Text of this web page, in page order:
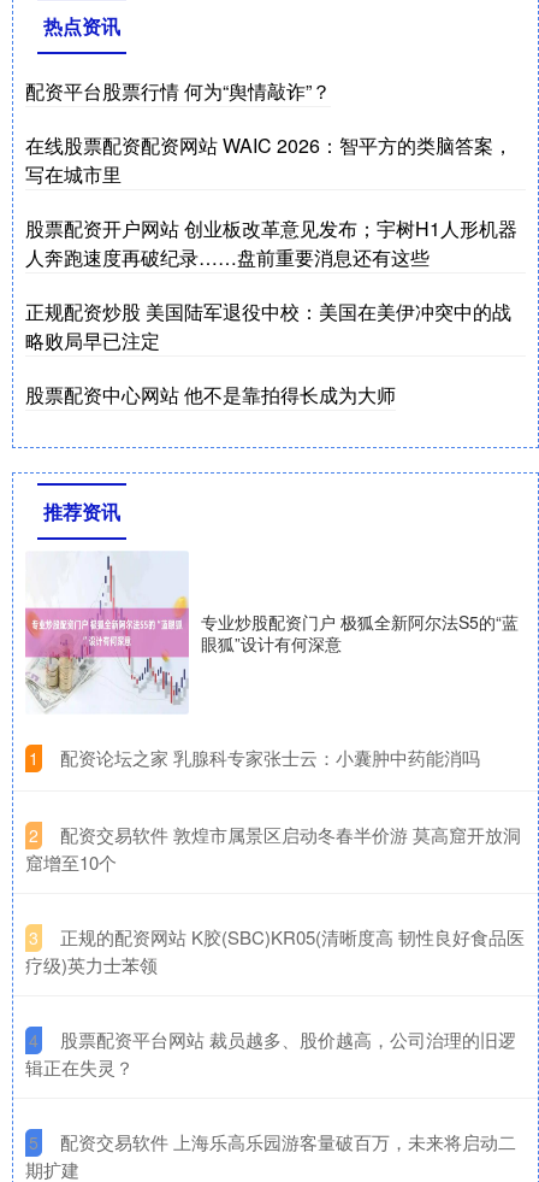
热点资讯
配资平台股票行情 何为“舆情敲诈”？
在线股票配资配资网站 WAIC 2026：智平方的类脑答案，
写在城市里
股票配资开户网站 创业板改革意见发布；宇树H1人形机器
人奔跑速度再破纪录……盘前重要消息还有这些
正规配资炒股 美国陆军退役中校：美国在美伊冲突中的战
略败局早已注定
股票配资中心网站 他不是靠拍得长成为大师
推荐资讯
专业炒股配资门户 极狐全新阿尔法S5的“蓝
眼狐”设计有何深意
1 ​配资论坛之家 乳腺科专家张士云：小囊肿中药能消吗
2
​配资交易软件 敦煌市属景区启动冬春半价游 莫高窟开放洞
窟增至10个
3
​正规的配资网站 K胶(SBC)KR05(清晰度高 韧性良好食品医
疗级)英力士苯领
4
​股票配资平台网站 裁员越多、股价越高，公司治理的旧逻
辑正在失灵？
5
​配资交易软件 上海乐高乐园游客量破百万，未来将启动二
期扩建